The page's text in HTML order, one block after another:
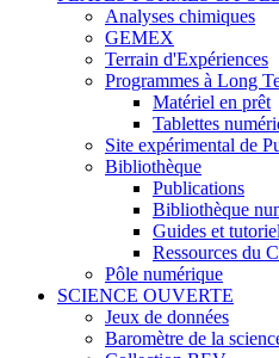
Analyses chimiques
GEMEX
Terrain d'Expériences
Programmes à Long
Matériel en prêt
Tablettes
Site expérimental de
Bibliothèque
Publications
Bibliothèque
Guides et
Ressources du
Pôle numérique
SCIENCE OUVERTE
Jeux de données
Baromètre de la